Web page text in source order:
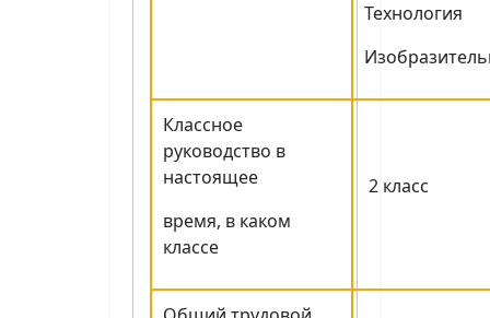
Технология
Классное
руководство в
настоящее
время, в каком
классе
2 класс